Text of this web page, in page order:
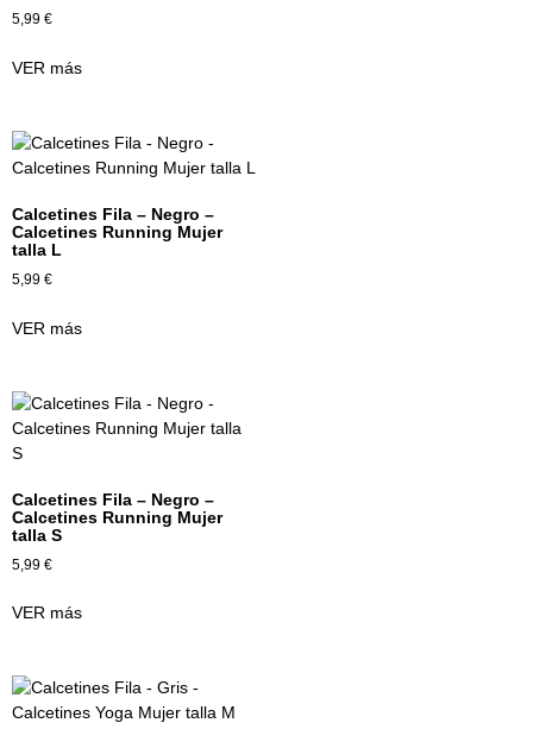
5,99 €
VER más
Calcetines Fila – Negro –
Calcetines Running Mujer
talla L
5,99 €
VER más
Calcetines Fila – Negro –
Calcetines Running Mujer
talla S
5,99 €
VER más